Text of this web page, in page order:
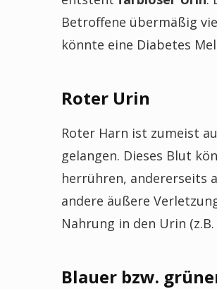
Betroffene übermäßig
könnte eine Diabetes
Roter Urin
Roter Harn ist zumeist
gelangen. Dieses Blut
herrühren, andererseits
andere äußere
Nahrung in den Urin (z.B.
Blauer bzw.